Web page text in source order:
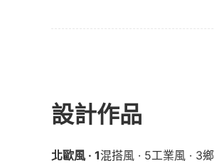
設計作品
北歐風 · 1混搭風 · 5工業風 · 3